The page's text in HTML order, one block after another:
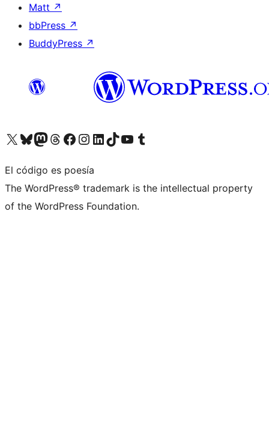
Matt ↗
bbPress ↗
BuddyPress ↗
Visita nuestra cuenta de X (anteriormente Twitter)
Visita nuestra cuenta de Bluesky
Visita nuestra cuenta de Mastodon
Visita nuestra cuenta de Threads
Visita nuestra página de Facebook
Visita nuestra cuenta de Instagram
Visita nuestra cuenta de LinkedIn
Visita nuestra cuenta de TikTok
Visita nuestro canal de YouTube
Visita nuestra cuenta de Tumblr
El código es poesía
The WordPress® trademark is the intellectual property
of the WordPress Foundation.